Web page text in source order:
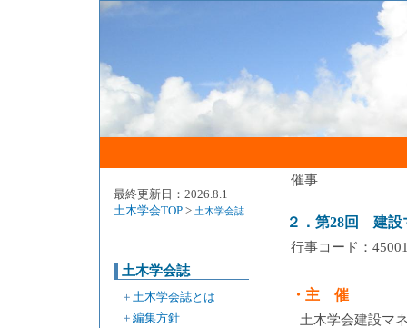
最終更新日：2026.8.1
土木学会TOP > 土木学会誌
土木学会誌
＋ 土木学会誌とは
＋ 編集方針
催事
２．第28回 建設
行事コード：
・主 催
土木学会建設マ